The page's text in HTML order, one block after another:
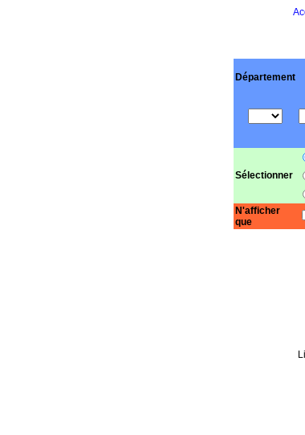
Département
Sélectionner
N'afficher
que